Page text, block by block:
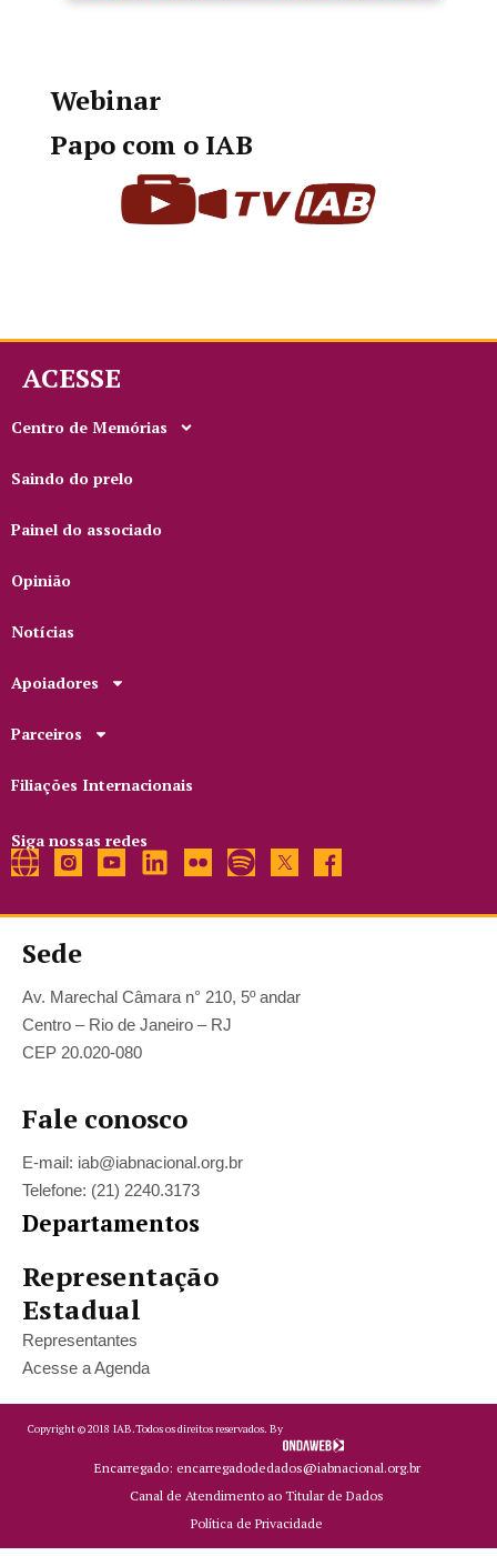
Webinar
Papo com o IAB
ACESSE
Centro de Memórias
Saindo do prelo
Painel do associado
Opinião
Notícias
Apoiadores
Parceiros
Filiações Internacionais
Siga nossas redes
Sede
Av. Marechal Câmara n° 210, 5º andar
Centro – Rio de Janeiro – RJ
CEP 20.020-080
Fale conosco
E-mail: iab@iabnacional.org.br
Telefone: (21) 2240.3173
Departamentos
Representação
Estadual
Representantes
Acesse a Agenda
Copyright ©2018 IAB.Todos os direitos reservados. By
Encarregado: encarregadodedados@iabnacional.org.br
Canal de Atendimento ao Titular de Dados
Política de Privacidade